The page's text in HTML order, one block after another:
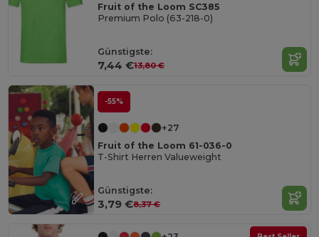
Fruit of the Loom SC385
Premium Polo (63-218-0)
Günstigste:
7,44 €13,80 €
-55%
+27
Fruit of the Loom 61-036-0
T-Shirt Herren Valueweight
Günstigste:
3,79 €8,37 €